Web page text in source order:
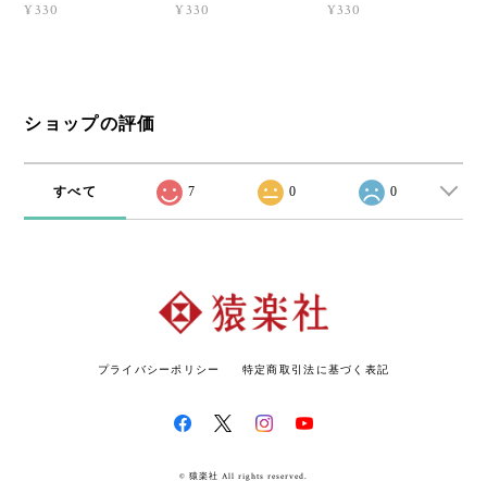
¥330 ¥330 ¥330
ショップの評価
すべて 7 0 0
プライバシーポリシー 特定商取引法に基づく表記
© 猿楽社 All rights reserved.